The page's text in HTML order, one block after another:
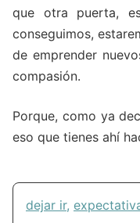
que otra puerta,
conseguimos,
de emprender
compasión.
Porque, como ya
eso que tienes ahí
dejar ir,